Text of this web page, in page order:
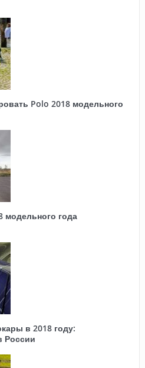
Polo 2018 модельного
модельного года
в 2018 году:
России